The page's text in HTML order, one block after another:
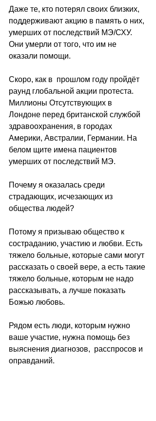
Даже те, кто потерял своих близких,
поддерживают акцию в память о них,
умерших от последствий MЭ/СХУ.
Они умерли от того, что им не
оказали помощи.
Скоро, как в  прошлом году пройдёт
раунд глобальной акции протеста.
Миллионы Отсутствующих в
Лондоне перед британской службой
здравоохранения, в городах
Америки, Австралии, Германии. На
белом щите имена пациентов
умерших от последствий МЭ.
Почему я оказалась среди
страдающих, исчезающих из
общества людей?
Потому я призываю общество к
состраданию, участию и любви. Есть
тяжело больные, которые сами могут
рассказать о своей вере, а есть такие
тяжело больные, которым не надо
рассказывать, а лучше показать
Божью любовь.
Рядом есть люди, которым нужно
ваше участие, нужна помощь без
выяснения диагнозов,  расспросов и
оправданий.